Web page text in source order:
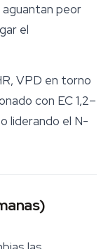
peor
el
VPD en torno
con EC 1,2–
liderando el N-